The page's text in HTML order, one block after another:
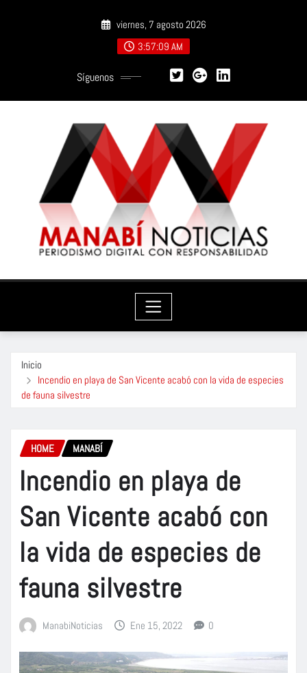
viernes, 7 agosto 2026
3:57:11 AM
Síguenos
Inicio
Incendio en playa de San Vicente acabó con la vida de especies
de fauna silvestre
HOME MANABÍ
Incendio en playa de
San Vicente acabó con
la vida de especies de
fauna silvestre
ManabiNoticias Ene 15, 2022 0